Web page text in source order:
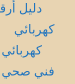
دليل
كهربائي
فني صحي